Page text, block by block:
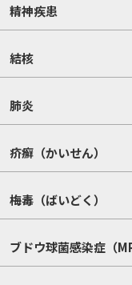
精神疾患
結核
肺炎
疥癬（かいせん）
梅毒（ばいどく）
ブドウ球菌感染症（